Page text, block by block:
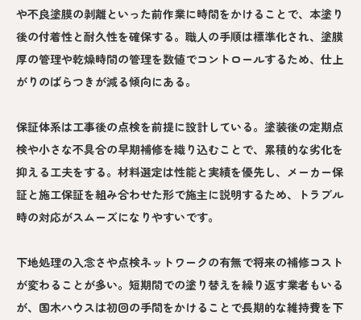
や不良塗膜の剥離といった前作業に時間をかけることで、本塗り
後の付着性と耐久性を確保する。職人の手順は標準化され、塗膜
厚の管理や乾燥時間の管理を数値でコントロールするため、仕上
がりのばらつきが減る傾向にある。
保証体系は工事後の点検を前提に設計している。塗装後の定期点
検や小さな不具合の早期補修を織り込むことで、累積的な劣化を
抑える工夫をする。材料選定は性能と実績を優先し、メーカー保
証と施工保証を組み合わせた形で施主に説明するため、トラブル
時の対応がスムーズになりやすいです。
下地処理の入念さや点検ネットワークの有無で将来の補修コスト
が変わることが多い。短期間での塗り替えを繰り返す業者もいる
が、国木ハウスは初回の手間をかけることで長期的な維持費を下